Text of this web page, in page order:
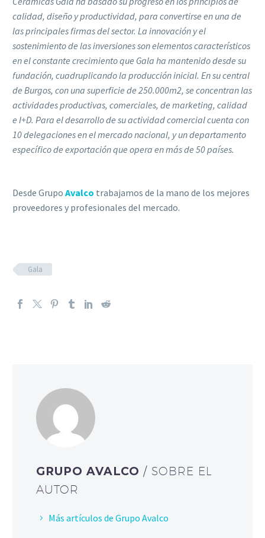
calidad, diseño y productividad, para convertirse en una de
las principales firmas del sector. La innovación y el
sostenimiento de las inversiones son elementos característicos
en el constante crecimiento que Gala ha mantenido desde su
fundación, cuadruplicando la producción inicial. En su central
de Burgos, con una superficie de 250.000m2, se concentran las
actividades productivas, comerciales, de marketing, calidad
e I+D. Para el desarrollo de su actividad comercial cuenta con
10 delegaciones en el mercado nacional, y un departamento
específico de exportación que opera en más de 50 países.
Desde Grupo Avalco trabajamos de la mano de los mejores
proveedores y profesionales del mercado.
Gala
GRUPO AVALCO / SOBRE EL
AUTOR
Más artículos de Grupo Avalco